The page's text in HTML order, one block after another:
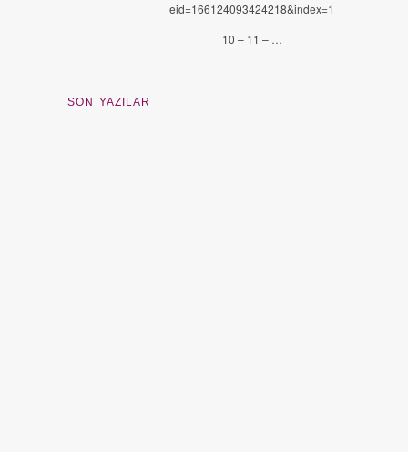
eid=166124093424218&index=1
10 – 11 – …
SON YAZILAR